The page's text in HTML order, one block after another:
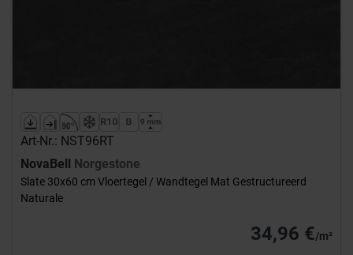
Art-Nr.: NST96RT
NovaBell Norgestone
Slate 30x60 cm Vloertegel / Wandtegel Mat Gestructureerd
Naturale
34,96 €/m²